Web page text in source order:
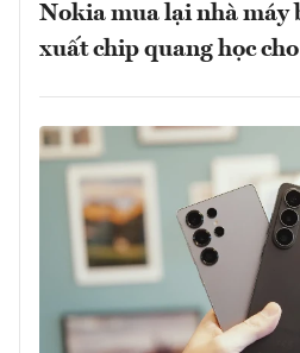
Nokia mua lại nhà máy
xuất chip quang học